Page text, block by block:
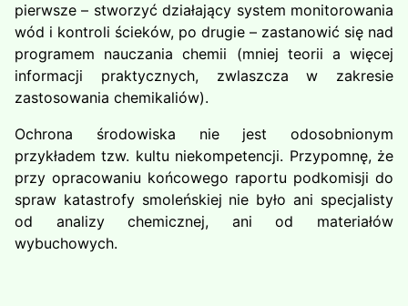
pierwsze – stworzyć działający system monitorowania
wód i kontroli ścieków, po drugie – zastanowić się nad
programem nauczania chemii (mniej teorii a więcej
informacji praktycznych, zwlaszcza w zakresie
zastosowania chemikaliów).
Ochrona środowiska nie jest odosobnionym
przykładem tzw. kultu niekompetencji. Przypomnę, że
przy opracowaniu końcowego raportu podkomisji do
spraw katastrofy smoleńskiej nie było ani specjalisty
od analizy chemicznej, ani od materiałów
wybuchowych.